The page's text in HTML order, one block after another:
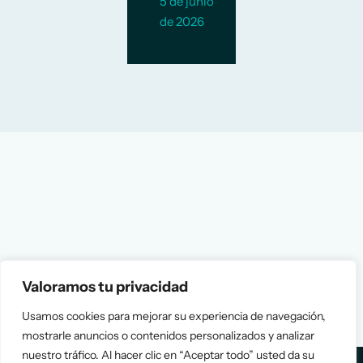
Valoramos tu privacidad
Usamos cookies para mejorar su experiencia de navegación,
mostrarle anuncios o contenidos personalizados y analizar
nuestro tráfico. Al hacer clic en “Aceptar todo” usted da su
de 2026